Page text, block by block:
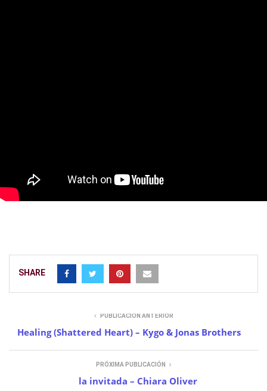
SHARE
PUBLICACIÓN ANTERIOR
Healing (Shattered Heart) – Kygo & Jonas Brothers
PRÓXIMA PUBLICACIÓN
la invitada – Chiara Oliver